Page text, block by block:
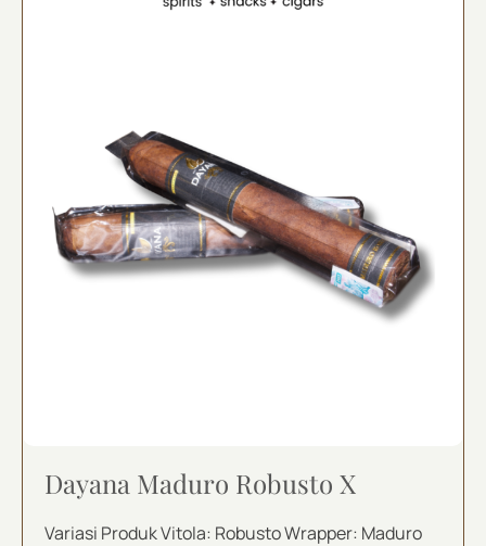
Dayana Maduro Robusto X
Variasi Produk Vitola: Robusto Wrapper: Maduro